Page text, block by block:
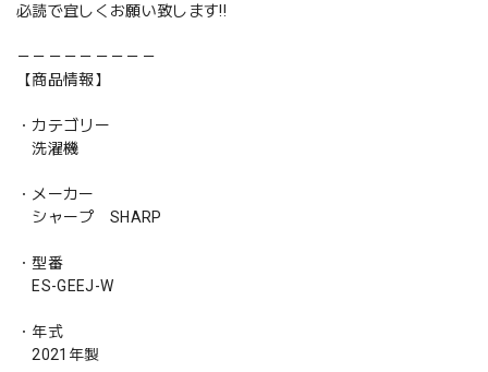
必読で宜しくお願い致します‼️
－－－－－－－－－
【商品情報】
・カテゴリー
洗濯機
・メーカー
シャープ SHARP
・型番
ES-GEEJ-W
・年式
2021年製